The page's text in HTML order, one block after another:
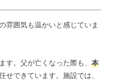
雰囲気も温かいと感じていま
。父が亡くなった際も、 本
できています。施設では、